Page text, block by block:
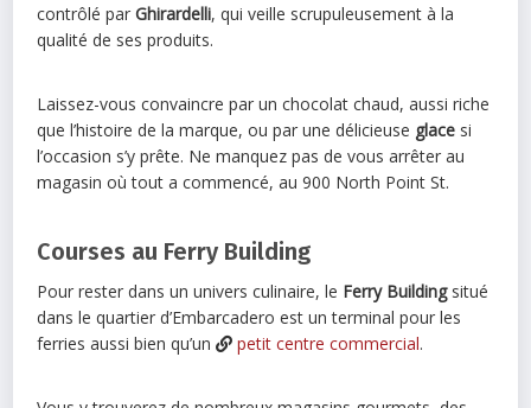
contrôlé parGhirardelli, qui veille scrupuleusement à la
qualité de ses produits.
Laissez-vous convaincre par un chocolat chaud, aussi riche
que l’histoire de la marque, ou par une délicieuse glace si
l’occasion s’y prête. Ne manquez pas de vous arrêter au
magasin où tout a commencé, au 900 North Point St.
Courses au Ferry Building
Pour rester dans un univers culinaire, le Ferry Buildingsitué
dans le quartier d’Embarcadero est un terminal pour les
ferries aussi bien qu’un
petit centre commercial.